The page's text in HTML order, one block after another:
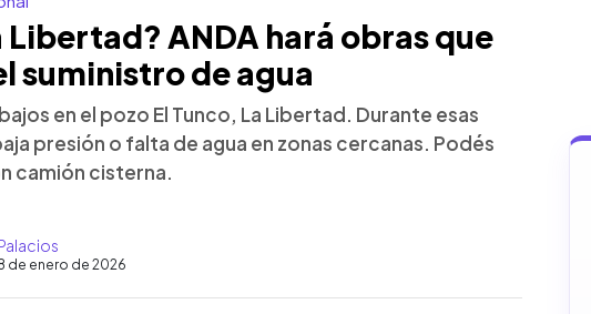
Libertad? ANDA hará obras que
suministro de agua
en el pozo El Tunco, La Libertad. Durante esas
presión o falta de agua en zonas cercanas. Podés
camión cisterna.
de enero de 2026